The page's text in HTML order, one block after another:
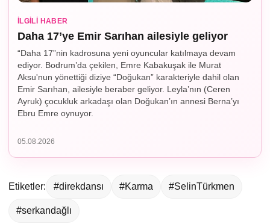
İLGILI HABER
Daha 17’ye Emir Sarıhan ailesiyle geliyor
“Daha 17”nin kadrosuna yeni oyuncular katılmaya devam
ediyor. Bodrum’da çekilen, Emre Kabakuşak ile Murat
Aksu'nun yönettiği diziye “Doğukan” karakteriyle dahil olan
Emir Sarıhan, ailesiyle beraber geliyor. Leyla’nın (Ceren
Ayruk) çocukluk arkadaşı olan Doğukan’ın annesi Berna’yı
Ebru Emre oynuyor.
05.08.2026
Etiketler: #direkdansı #Karma #SelinTürkmen
#serkandağlı